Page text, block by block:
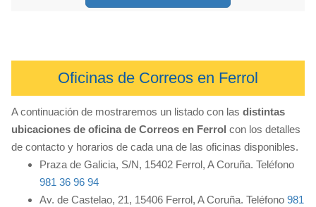
Oficinas de Correos en Ferrol
A continuación de mostraremos un listado con las distintas
ubicaciones de oficina de Correos en Ferrol con los detalles
de contacto y horarios de cada una de las oficinas disponibles.
Praza de Galicia, S/N, 15402 Ferrol, A Coruña. Teléfono
981 36 96 94
Av. de Castelao, 21, 15406 Ferrol, A Coruña. Teléfono 981